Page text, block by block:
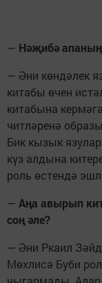
— Нәҗибә
— Әни көндәлек
китабы өчен
китабына
читләренә
Бик кызык
күз алдына
роль өстендә
— Аңа авырып
соң әле?
— Әни Ркаил
Мөхлисә Буби